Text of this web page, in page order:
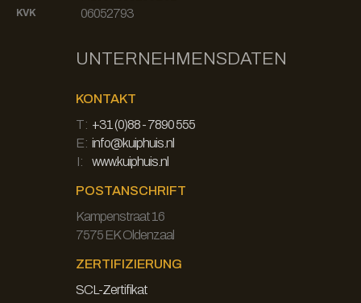
KVK 06052793
UNTERNEHMENSDATEN
KONTAKT
T: +31 (0)88 - 7890 555
E: info@kuiphuis.nl
I:
www.kuiphuis.nl
POSTANSCHRIFT
Kampenstraat 16
7575 EK Oldenzaal
ZERTIFIZIERUNG
SCL-Zertifikat